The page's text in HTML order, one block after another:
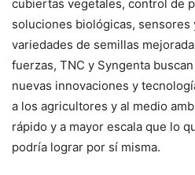
cubiertas vegetales, control de
soluciones biológicas, sensores
variedades de semillas
fuerzas, TNC y Syngenta
nuevas innovaciones y
a los agricultores y al medio
rápido y a mayor escala que lo
podría lograr por sí misma.